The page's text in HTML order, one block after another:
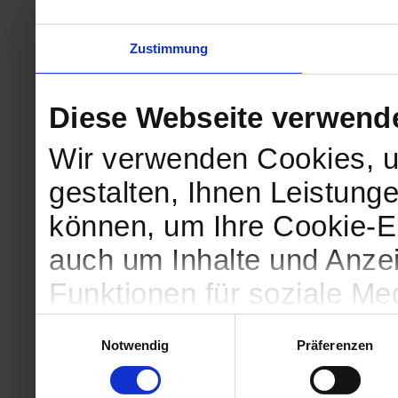
Zustimmung
Diese Webseite
Wir verwenden Cookies,
gestalten, Ihnen
können, um Ihre Cookie-
auch um Inhalte und
Funktionen für soziale
geben wir Informationen
Notwendig
Präferenzen